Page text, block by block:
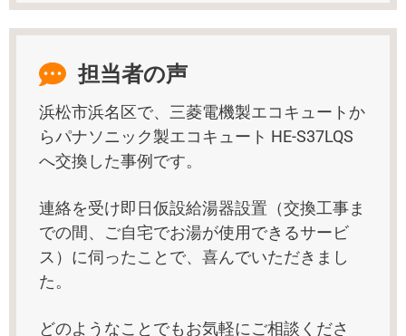
担当者の声
浜松市浜名区で、三菱電機製エコキュートか
らパナソニック製エコキュート HE-S37LQS
へ交換した事例です。
連絡を受け即日仮設給湯器設置（交換工事ま
での間、ご自宅でお湯が使用できるサービ
ス）に伺ったことで、喜んでいただきまし
た。
どのようなことでもお気軽にご相談くださ